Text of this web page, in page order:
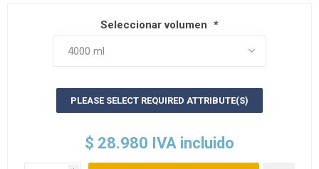
Seleccionar volumen *
PLEASE SELECT REQUIRED ATTRIBUTE(S)
$ 28.980 IVA incluido